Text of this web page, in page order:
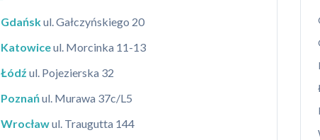
Gdańskul. Gałczyńskiego 20
Katowiceul. Morcinka 11-13
Łódź ul. Pojezierska 32
Poznańul. Murawa 37c/L5
Wrocławul. Traugutta 144